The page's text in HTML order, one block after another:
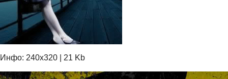
Инфо: 240х320 | 21 Kb